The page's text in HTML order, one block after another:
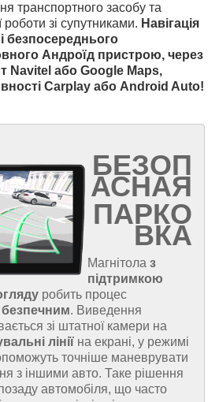
транспортного засобу та
роботи зі супутниками. Навігація
безпосереднього
Андроїд пристрою, через
Navitel або Google Maps,
Carplay або Android Auto!
БЕЗОП
АСНАЯ
ПАРКО
ВКА
Магнітола з
підтримкою
робить процес
безпечним. Виведення
зі штатної камери на
лінії на екрані, у режимі
точніше маневрувати
з іншими авто. Таке рішення
автомобіля, що часто